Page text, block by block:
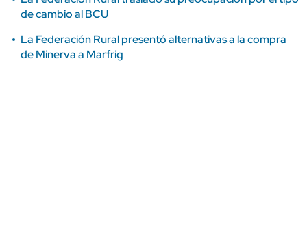
de cambio al BCU
La Federación Rural presentó alternativas a la compra
de Minerva a Marfrig